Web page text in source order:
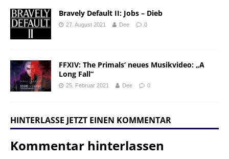
Bravely Default II: Jobs – Dieb
27. August 2021 Dee 0
FFXIV: The Primals‘ neues Musikvideo: „A
Long Fall“
25. Februar 2021 Dee 0
HINTERLASSE JETZT EINEN KOMMENTAR
Kommentar hinterlassen